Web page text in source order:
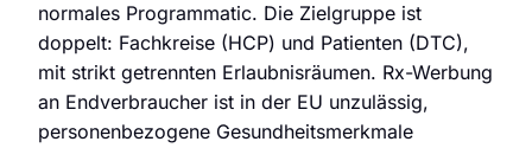
Audit Sprint anfragen
normales Programmatic. Die Zielgruppe ist
doppelt: Fachkreise (HCP) und Patienten (DTC),
mit strikt getrennten Erlaubnisräumen. Rx-Werbung
an Endverbraucher ist in der EU unzulässig,
personenbezogene Gesundheitsmerkmale